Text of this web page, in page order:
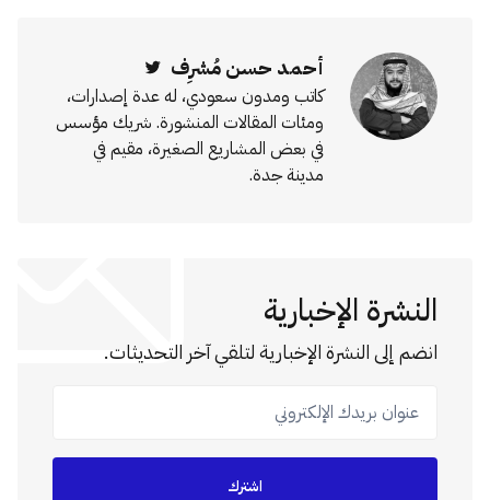
أحمد حسن مُشرِف
كاتب ومدون سعودي، له عدة إصدارات،
ومئات المقالات المنشورة. شريك مؤسس
في بعض المشاريع الصغيرة، مقيم في
مدينة جدة.
النشرة الإخبارية
انضم إلى النشرة الإخبارية لتلقي آخر التحديثات.
عنوان بريدك الإلكتروني
اشترك